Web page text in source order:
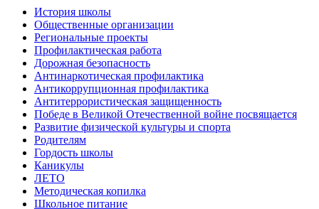
История школы
Общественные организации
Региональные проекты
Профилактическая работа
Дорожная безопасность
Антинаркотическая профилактика
Антикоррупционная профилактика
Антитеррористическая защищенность
Победе в Великой Отечественной войне посвящается
Развитие физической культуры и спорта
Родителям
Гордость школы
Каникулы
ЛЕТО
Методическая копилка
Школьное питание